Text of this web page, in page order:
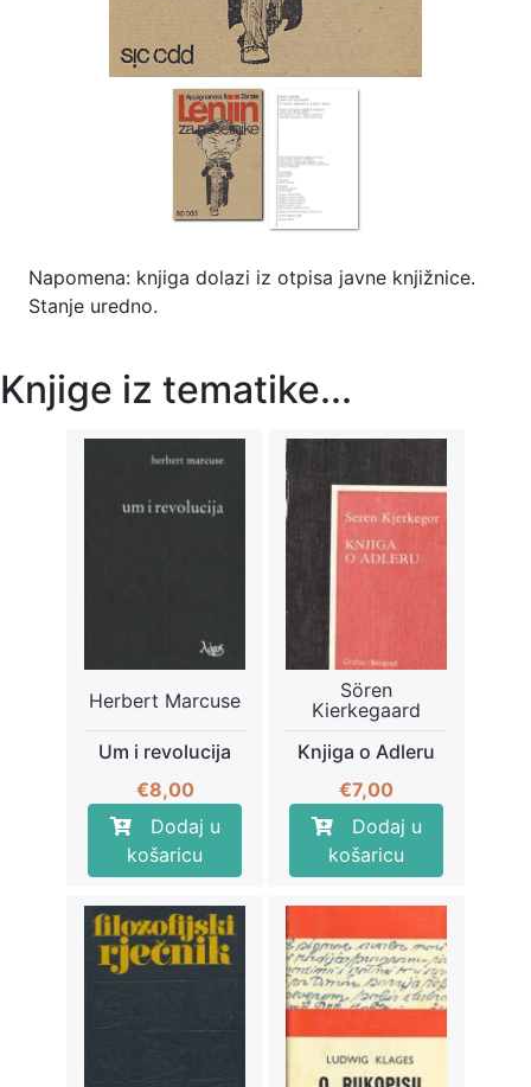
Napomena: knjiga dolazi iz otpisa javne knjižnice.
Stanje uredno.
Knjige iz tematike...
Herbert Marcuse
Um i revolucija
€8,00
Dodaj u
košaricu
Sören
Kierkegaard
Knjiga o Adleru
€7,00
Dodaj u
košaricu